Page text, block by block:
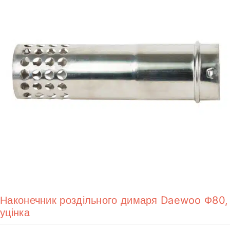
Наконечник роздільного димаря Daewoo Ф80,
уцінка